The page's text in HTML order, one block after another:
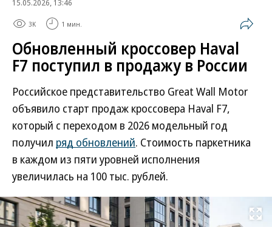
15.05.2026, 13:46
3K 1 мин.
Обновленный кроссовер Haval
F7 поступил в продажу в России
Российское представительство Great Wall Motor
объявило старт продаж кроссовера Haval F7,
который с переходом в 2026 модельный год
получил ряд обновлений. Стоимость паркетника
в каждом из пяти уровней исполнения
увеличилась на 100 тыс. рублей.
Развернуть